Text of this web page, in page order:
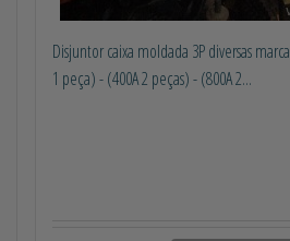
Disjuntor caixa moldada 3P diversas
1 peça) - (400A 2 peças) - (800A 2...